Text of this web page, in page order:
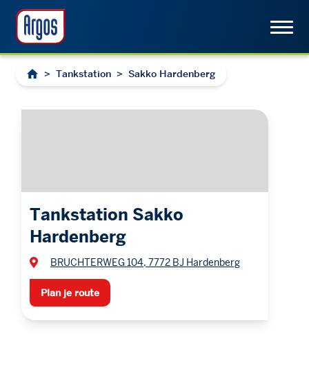
> Tankstation > Sakko Hardenberg
Tankstation Sakko
Hardenberg
BRUCHTERWEG 104, 7772 BJ Hardenberg
Plan je route